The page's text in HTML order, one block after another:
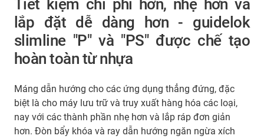
Tiết kiệm chi phí hơn, nhẹ hơn và
lắp đặt dễ dàng hơn - guidelok
slimline "P" và "PS" được chế tạo
hoàn toàn từ nhựa
Máng dẫn hướng cho các ứng dụng thẳng đứng, đặc
biệt là cho máy lưu trữ và truy xuất hàng hóa các loại,
nay với các thành phần nhẹ hơn và lắp ráp đơn giản
hơn. Đòn bẩy khóa và ray dẫn hướng ngăn ngừa xích